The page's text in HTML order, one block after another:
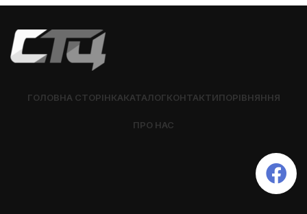
ГОЛОВНА СТОРІНКАКАТАЛОГКОНТАКТИПОРІВНЯННЯ
ПРО НАС